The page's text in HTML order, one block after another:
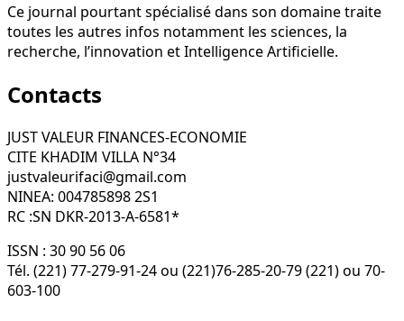
Ce journal pourtant spécialisé dans son domaine traite
toutes les autres infos notamment les sciences, la
recherche, l’innovation et Intelligence Artificielle.
Contacts
JUST VALEUR FINANCES-ECONOMIE
CITE KHADIM VILLA N°34
justvaleurifaci@gmail.com
NINEA: 004785898 2S1
RC :SN DKR-2013-A-6581*
ISSN : 30 90 56 06
Tél. (221) 77-279-91-24 ou (221)76-285-20-79 (221) ou 70-
603-100